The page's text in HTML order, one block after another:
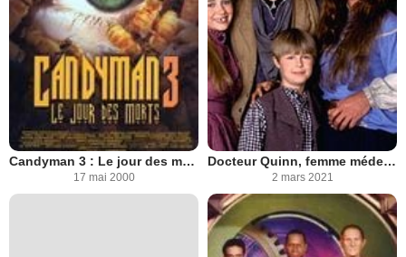
Candyman 3 : Le jour des morts
17 mai 2000
Docteur Quinn, femme médecin
2 mars 2021